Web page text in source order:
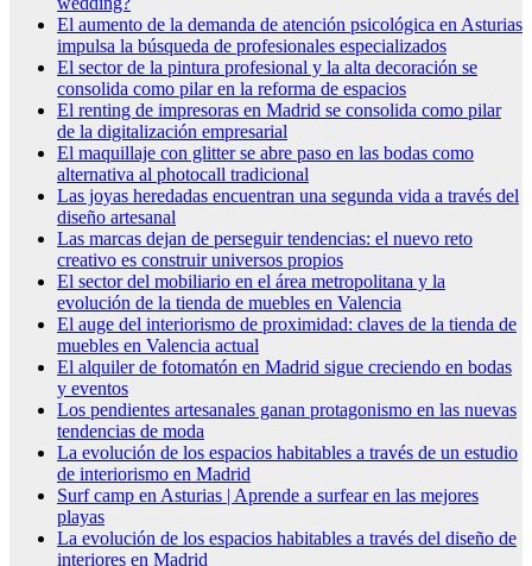
El aumento de la demanda de atención psicológica en Asturias
impulsa la búsqueda de profesionales especializados
El sector de la pintura profesional y la alta decoración se
consolida como pilar en la reforma de espacios
El renting de impresoras en Madrid se consolida como pilar
de la digitalización empresarial
El maquillaje con glitter se abre paso en las bodas como
alternativa al photocall tradicional
Las joyas heredadas encuentran una segunda vida a través del
diseño artesanal
Las marcas dejan de perseguir tendencias: el nuevo reto
creativo es construir universos propios
El sector del mobiliario en el área metropolitana y la
evolución de la tienda de muebles en Valencia
El auge del interiorismo de proximidad: claves de la tienda de
muebles en Valencia actual
El alquiler de fotomatón en Madrid sigue creciendo en bodas
y eventos
Los pendientes artesanales ganan protagonismo en las nuevas
tendencias de moda
La evolución de los espacios habitables a través de un estudio
de interiorismo en Madrid
Surf camp en Asturias | Aprende a surfear en las mejores
playas
La evolución de los espacios habitables a través del diseño de
interiores en Madrid